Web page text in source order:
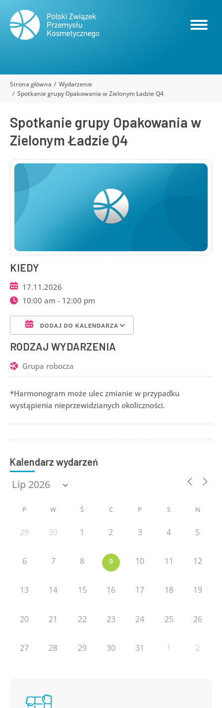
Jesteś tutaj:
Strona główna
Wydarzenie
Spotkanie grupy Opakowania w Zielonym Ładzie Q4
Spotkanie grupy Opakowania w
Zielonym Ładzie Q4
KIEDY
17.11.2026
10:00 am - 12:00 pm
DODAJ DO KALENDARZA
Pobierz ICS
RODZAJ WYDARZENIA
Grupa robocza
*Harmonogram może ulec zmianie w przypadku
wystąpienia nieprzewidzianych okoliczności.
Kalendarz wydarzeń
P W Ś C P S N
29 30 1 2 3 4 5
6 7 8 9 10 11 12
13 14 15 16 17 18 19
20 21 22 23 24 25 26
27 28 29 30 31 1 2